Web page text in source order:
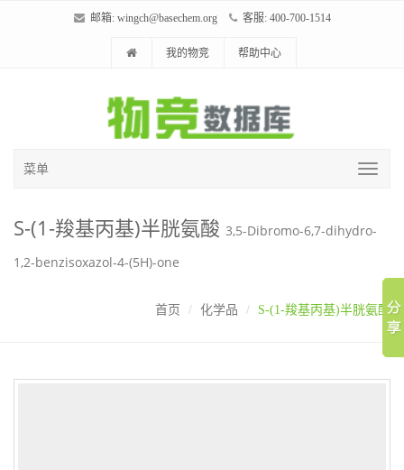
邮箱: wingch@basechem.org 客服: 400-700-1514
我的物竞 帮助中心
菜单
S-(1-羧基丙基)半胱氨酸 3,5-Dibromo-6,7-dihydro-
1,2-benzisoxazol-4-(5H)-one
首页 化学品 S-(1-羧基丙基)半胱氨酸